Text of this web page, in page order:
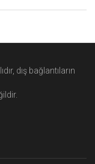
dış bağlantıların